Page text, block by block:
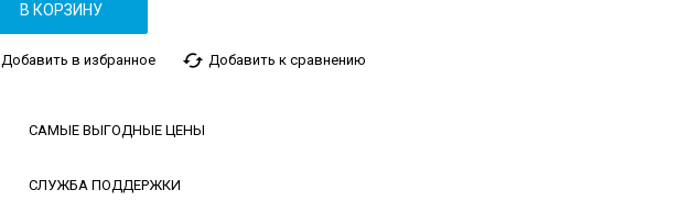
В КОРЗИНУ
Добавить в избранное cached Добавить к сравнению
САМЫЕ ВЫГОДНЫЕ ЦЕНЫ
СЛУЖБА ПОДДЕРЖКИ